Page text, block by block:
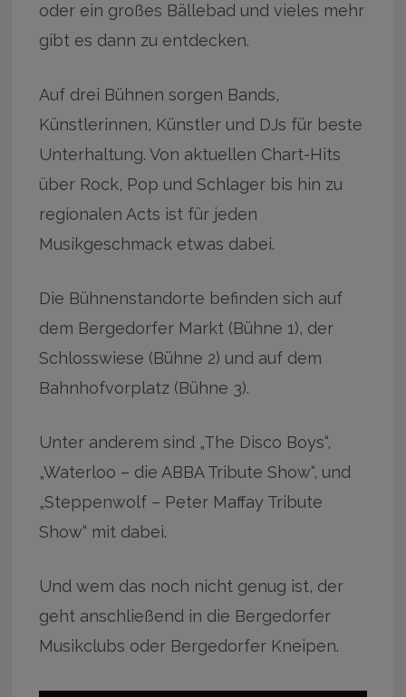
oder ein großes Bällebad und vieles mehr
gibt es dann zu entdecken.
Auf drei Bühnen sorgen Bands,
Künstlerinnen, Künstler und DJs für beste
Unterhaltung. Von aktuellen Chart-Hits
über Rock, Pop und Schlager bis hin zu
regionalen Acts ist für jeden
Musikgeschmack etwas dabei.
Die Bühnenstandorte befinden sich auf
dem Bergedorfer Markt (Bühne 1), der
Schlosswiese (Bühne 2) und auf dem
Bahnhofvorplatz (Bühne 3).
Unter anderem sind „The Disco Boys“,
„Waterloo – die ABBA Tribute Show“, und
„Steppenwolf – Peter Maffay Tribute
Show“ mit dabei.
Und wem das noch nicht genug ist, der
geht anschließend in die Bergedorfer
Musikclubs oder Bergedorfer Kneipen.